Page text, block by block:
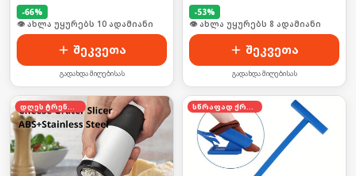
-66%
🛒 ბოლო 24სთ-ში იყიდა 18-მა
შეკვეთა
გადახდა მიღებისას
-53%
🛒 ბოლო 24სთ-ში იყიდა 15-მა
შეკვეთა
გადახდა მიღებისას
დღეს ტრენდში სწრაფად ქრება